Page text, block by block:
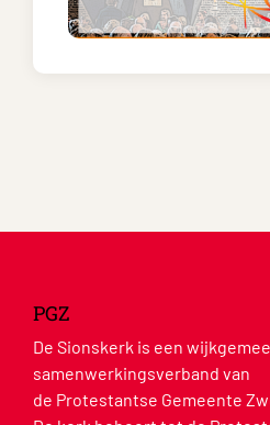
PGZ
De Sionskerk is een
samenwerkingsverband van
de Protestantse Gemeente